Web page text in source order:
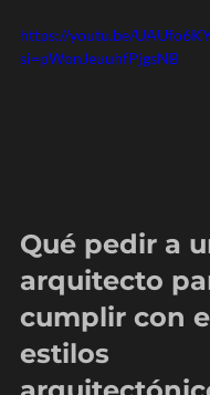
https://youtu.be/
si=pWonJeuuhfPjgsNB
Qué pedir a
arquitecto
cumplir con
estilos